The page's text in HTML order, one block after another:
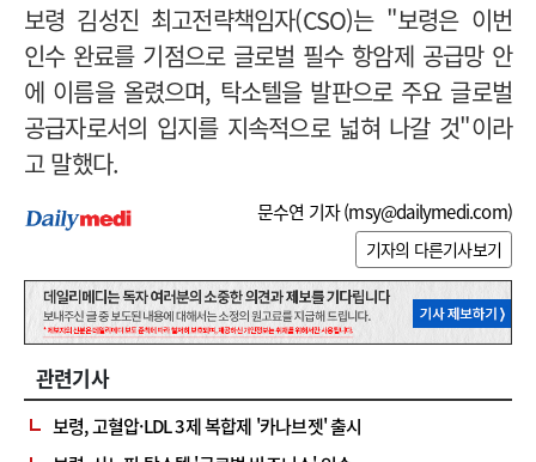
보령 김성진 최고전략책임자(CSO)는 "보령은 이번
인수 완료를 기점으로 글로벌 필수 항암제 공급망 안
에 이름을 올렸으며, 탁소텔을 발판으로 주요 글로벌
공급자로서의 입지를 지속적으로 넓혀 나갈 것"이라
고 말했다.
문수연 기자 (msy@dailymedi.com)
기자의 다른기사보기
관련기사
보령, 고혈압·LDL 3제 복합제 '카나브젯' 출시